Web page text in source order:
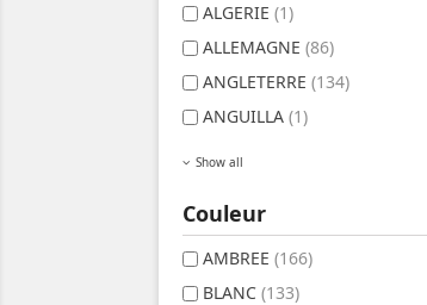
ALGERIE (1)
ALLEMAGNE (86)
ANGLETERRE (134)
ANGUILLA (1)
Show all
Couleur
AMBREE (166)
BLANC (133)